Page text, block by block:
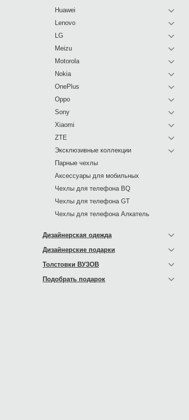
Huawei
Lenovo
LG
Meizu
Motorola
Nokia
OnePlus
Oppo
Sony
Xiaomi
ZTE
Эксклюзивные коллекции
Парные чехлы
Аксессуары для мобильных
Чехлы для телефона BQ
Чехлы для телефона GT
Чехлы для телефона Алкатель
Дизайнерская одежда
Дизайнерские подарки
Толстовки ВУЗОВ
Подобрать подарок